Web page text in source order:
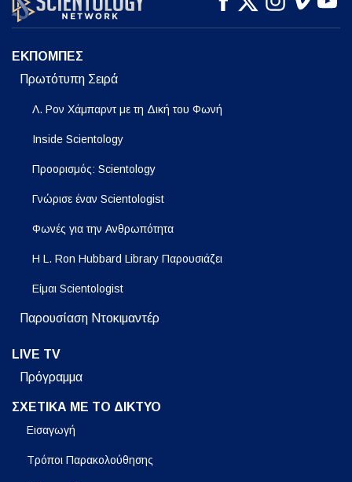
ΕΚΠΟΜΠΕΣ
Πρωτότυπη Σειρά
Λ. Ρον Χάμπαρντ με τη Δική του Φωνή
Inside Scientology
Προορισμός: Scientology
Γνώρισε έναν Scientologist
Φωνές για την Ανθρωπότητα
Η L. Ron Hubbard Library Παρουσιάζει
Είμαι Scientologist
Παρουσίαση Ντοκιμαντέρ
LIVE TV
Πρόγραμμα
ΣΧΕΤΙΚΑ ΜΕ ΤΟ ΔΙΚΤΥΟ
Εισαγωγή
Τρόποι Παρακολούθησης